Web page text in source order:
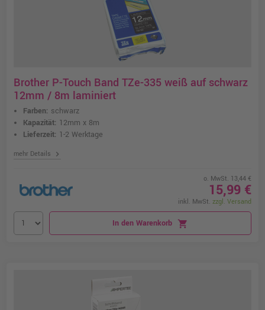
Brother P-Touch Band TZe-335 weiß auf schwarz
12mm / 8m laminiert
Farben: schwarz
Kapazität: 12mm x 8m
Lieferzeit: 1-2 Werktage
mehr Details chevron_right
o. MwSt. 13,44 €
15,99 €
inkl. MwSt. zzgl. Versand
In den Warenkorb shopping_cart